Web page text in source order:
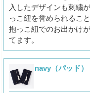
入したデザインも刺繍
っこ紐を誉められるこ
抱っこ紐でのお出かけ
てます。
navy（パッド）